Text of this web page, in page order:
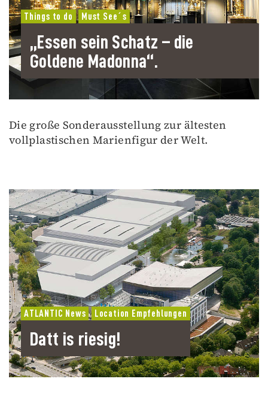
Things to do Must See´s
„Essen sein Schatz – die
Goldene Madonna“.
Die große Sonderausstellung zur ältesten
vollplastischen Marienfigur der Welt.
ATLANTIC News Location Empfehlungen
Datt is riesig!